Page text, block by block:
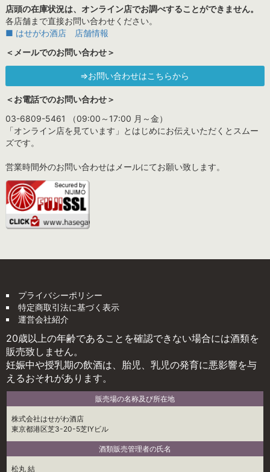
店頭の在庫状況は、オンライン店でお調べすることができません。
各店舗まで直接お問い合わせください。
■ はせがわ酒店 店舗情報
＜メールでのお問い合わせ＞
⇒お問い合わせはこちらから
＜お電話でのお問い合わせ＞
03-6809-5461 （09:00～17:00 月～金）
「オンライン店を見ています」とはじめにお伝えいただくとスムー
ズです。
営業時間外のお問い合わせはメールにてお願い致します。
プライバシーポリシー
特定商取引法に基づく表示
運営会社紹介
20歳以上の年齢であることを確認できない場合には酒類を
販売致しません。
妊娠中や授乳期の飲酒は、胎児、乳児の発育に悪影響を与
えるおそれがあります。
販売場の名称及び所在地
株式会社はせがわ酒店
東京都港区芝3-20-5芝IYビル
酒類販売管理者の氏名
松丸 結